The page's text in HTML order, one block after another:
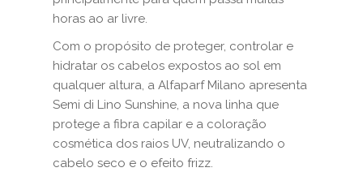
horas ao ar livre.
Com o propósito de proteger, controlar e
hidratar os cabelos expostos ao sol em
qualquer altura, a Alfaparf Milano apresenta
Semi di Lino Sunshine, a nova linha que
protege a fibra capilar e a coloração
cosmética dos raios UV, neutralizando o
cabelo seco e o efeito frizz.